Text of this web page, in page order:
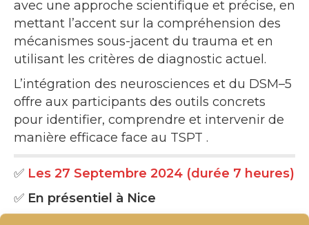
avec une approche scientifique et précise, en
mettant l’accent sur la compréhension des
mécanismes sous-jacent du trauma et en
utilisant les critères de diagnostic actuel.
L’intégration des neurosciences et du DSM–5
offre aux participants des outils concrets
pour identifier, comprendre et intervenir de
manière efficace face au TSPT .
✅ Les 27 Septembre 2024 (durée 7 heures)
✅ En présentiel à Nice